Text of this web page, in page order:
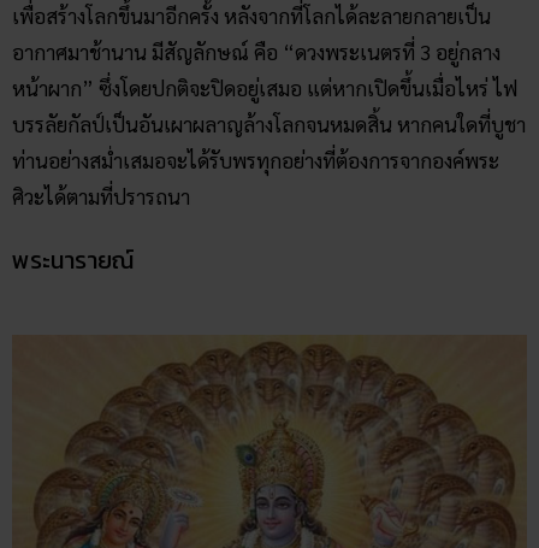
เพื่อสร้างโลกขึ้นมาอีกครั้ง หลังจากที่โลกได้ละลายกลายเป็น
อากาศมาช้านาน มีสัญลักษณ์ คือ “ดวงพระเนตรที่ 3 อยู่กลาง
หน้าผาก” ซึ่งโดยปกติจะปิดอยู่เสมอ แต่หากเปิดขึ้นเมื่อไหร่ ไฟ
บรรลัยกัลป์เป็นอันเผาผลาญล้างโลกจนหมดสิ้น หากคนใดที่บูชา
ท่านอย่างสม่ำเสมอจะได้รับพรทุกอย่างที่ต้องการจากองค์พระ
ศิวะได้ตามที่ปรารถนา
พระนารายณ์